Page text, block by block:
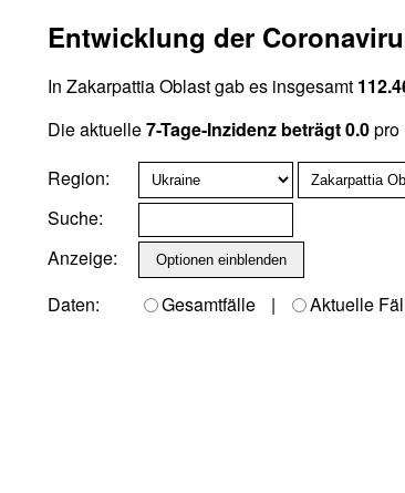
Entwicklung der
In Zakarpattia Oblast gab es insgesamt
Die aktuelle7-Tage-Inzidenz beträgt 0.0pro
Region:
Suche:
Anzeige:
Daten:
Gesamtfälle | Aktuelle